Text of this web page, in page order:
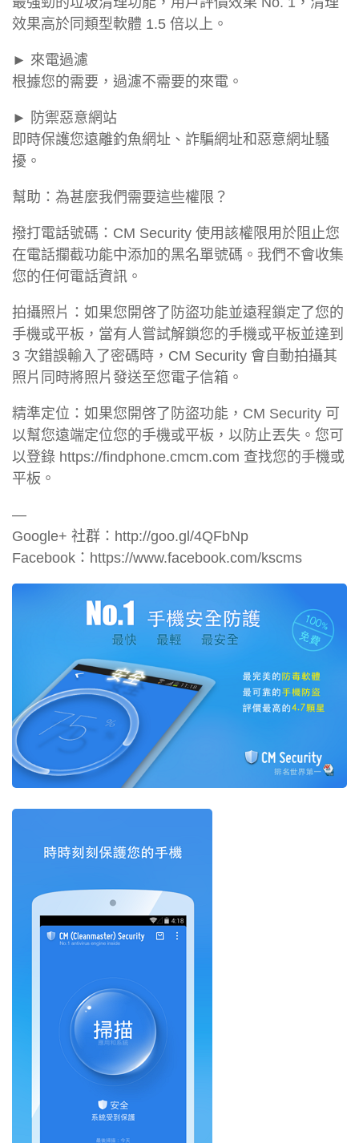
效果高於同類型軟體 1.5 倍以上。
► 來電過濾
根據您的需要，過濾不需要的來電。
► 防禦惡意網站
即時保護您遠離釣魚網址、詐騙網址和惡意網址騷
擾。
幫助：為甚麼我們需要這些權限？
撥打電話號碼：CM Security 使用該權限用於阻止您
在電話攔截功能中添加的黑名單號碼。我們不會收集
您的任何電話資訊。
拍攝照片：如果您開啓了防盜功能並遠程鎖定了您的
手機或平板，當有人嘗試解鎖您的手機或平板並達到
3 次錯誤輸入了密碼時，CM Security 會自動拍攝其
照片同時將照片發送至您電子信箱。
精準定位：如果您開啓了防盜功能，CM Security 可
以幫您遠端定位您的手機或平板，以防止丟失。您可
以登錄 https://findphone.cmcm.com 查找您的手機或
平板。
—
Google+ 社群：http://goo.gl/4QFbNp
Facebook：https://www.facebook.com/kscms